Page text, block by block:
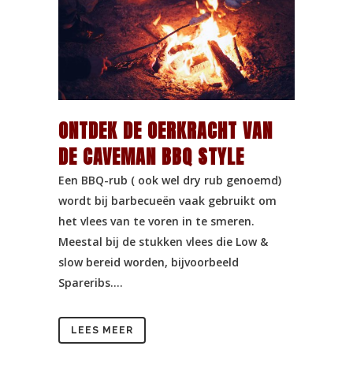
ONTDEK DE OERKRACHT VAN
DE CAVEMAN BBQ STYLE
Een BBQ-rub ( ook wel dry rub genoemd)
wordt bij barbecueën vaak gebruikt om
het vlees van te voren in te smeren.
Meestal bij de stukken vlees die Low &
slow bereid worden, bijvoorbeeld
Spareribs....
LEES MEER